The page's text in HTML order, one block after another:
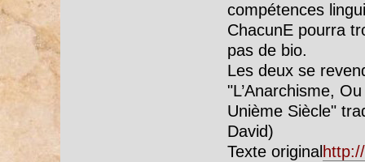
compétences
ChacunE pourra
pas de bio.
Les deux se
"L’Anarchisme,
Unième Siècle"
David)
Texte original